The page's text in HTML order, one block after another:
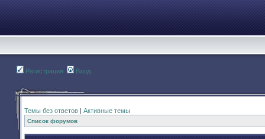
Регистрация Вход
Темы без ответов | Активные темы
Список форумов